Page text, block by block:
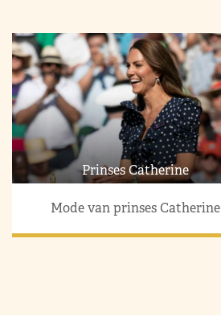
Prinses Catherine
Mode van prinses Catherine